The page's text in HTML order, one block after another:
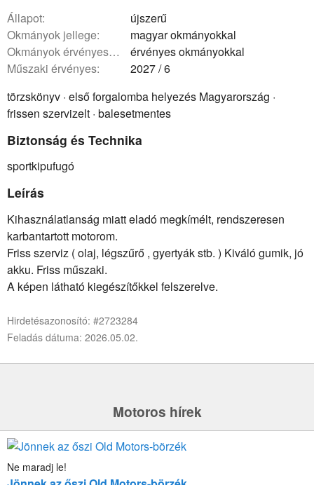
állapot:
újszerű
okmányok jellege:
magyar okmányokkal
okmányok érvényessége:
érvényes okmányokkal
műszaki érvényes:
2027 / 6
törzskönyv · első forgalomba helyezés Magyarország ·
frissen szervizelt · balesetmentes
Biztonság és Technika
sportkipufugó
Leírás
Kihasználatlanság miatt eladó megkímélt, rendszeresen
karbantartott motorom.
Friss szerviz ( olaj, légszűrő , gyertyák stb. ) Kiváló gumik, jó
akku. Friss műszaki.
A képen látható kiegészítőkkel felszerelve.
Hirdetésazonosító: #2723284
Feladás dátuma: 2026.05.02.
Motoros hírek
Ne maradj le!